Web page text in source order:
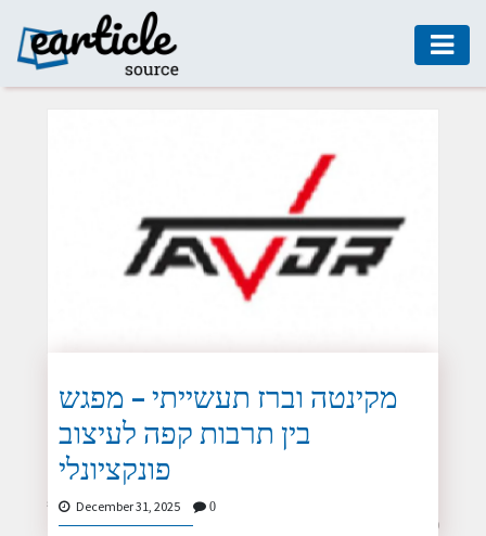
HOME
MODERN
DECOR
מקינטה וברז תעשייתי – מפגש
בין תרבות קפה לעיצוב
פונקציונלי
December 31, 2025 0
בעולם המודרני, שבו עיצוב, פונקציונליות ואיכות חיים נפגשים,
פריטים יומיומיים מקבלים משמעות עמוקה יותר. שני מוצרים